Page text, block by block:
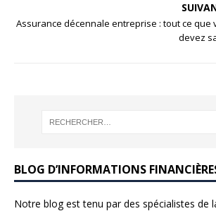
Assurance décennale entreprise : tout ce que
devez
BLOG D’INFORMATIONS
Notre blog est tenu par des spécialistes de